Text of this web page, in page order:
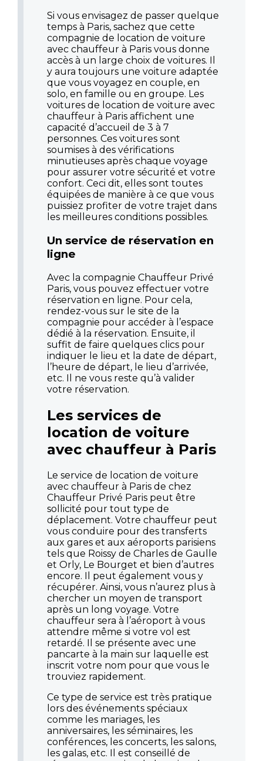
Si vous envisagez de passer quelque
temps à Paris, sachez que cette
compagnie de location de voiture
avec chauffeur à Paris vous donne
accès à un large choix de voitures. Il
y aura toujours une voiture adaptée
que vous voyagez en couple, en
solo, en famille ou en groupe. Les
voitures de location de voiture avec
chauffeur à Paris affichent une
capacité d’accueil de 3 à 7
personnes. Ces voitures sont
soumises à des vérifications
minutieuses après chaque voyage
pour assurer votre sécurité et votre
confort. Ceci dit, elles sont toutes
équipées de manière à ce que vous
puissiez profiter de votre trajet dans
les meilleures conditions possibles.
Un service de réservation en
ligne
Avec la compagnie Chauffeur Privé
Paris, vous pouvez effectuer votre
réservation en ligne. Pour cela,
rendez-vous sur le site de la
compagnie pour accéder à l’espace
dédié à la réservation. Ensuite, il
suffit de faire quelques clics pour
indiquer le lieu et la date de départ,
l’heure de départ, le lieu d’arrivée,
etc. Il ne vous reste qu’à valider
votre réservation.
Les services de
location de voiture
avec chauffeur à Paris
Le service de location de voiture
avec chauffeur à Paris de chez
Chauffeur Privé Paris peut être
sollicité pour tout type de
déplacement. Votre chauffeur peut
vous conduire pour des transferts
aux gares et aux aéroports parisiens
tels que Roissy de Charles de Gaulle
et Orly, Le Bourget et bien d’autres
encore. Il peut également vous y
récupérer. Ainsi, vous n’aurez plus à
chercher un moyen de transport
après un long voyage. Votre
chauffeur sera à l’aéroport à vous
attendre même si votre vol est
retardé. Il se présente avec une
pancarte à la main sur laquelle est
inscrit votre nom pour que vous le
trouviez rapidement.
Ce type de service est très pratique
lors des événements spéciaux
comme les mariages, les
anniversaires, les séminaires, les
conférences, les concerts, les salons,
les galas, etc. Il est conseillé de